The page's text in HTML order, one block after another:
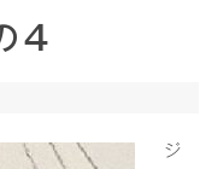
４
ジ